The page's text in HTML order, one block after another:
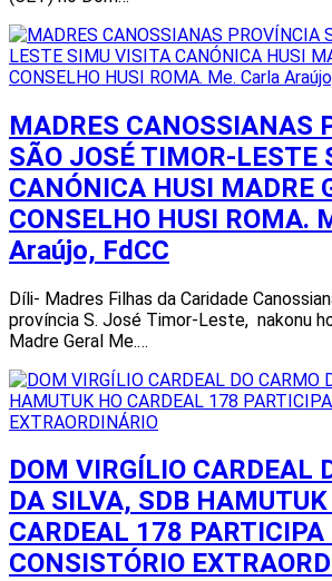
MADRES CANOSSIANAS
SÃO JOSÉ TIMOR-LESTE
CANÓNICA HUSI MADRE
CONSELHO HUSI ROMA.
Araújo, FdCC
Díli- Madres Filhas da Caridade
província S. José Timor-Leste, nakonu
Madre Geral Me.…
DOM VIRGÍLIO CARDEAL
DA SILVA, SDB
CARDEAL 178
CONSISTÓRIO